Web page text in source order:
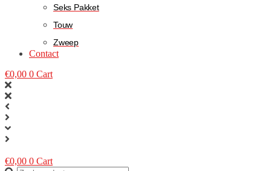
Seks Pakket
Touw
Zweep
Contact
€0,00 0 Cart
€0,00 0 Cart